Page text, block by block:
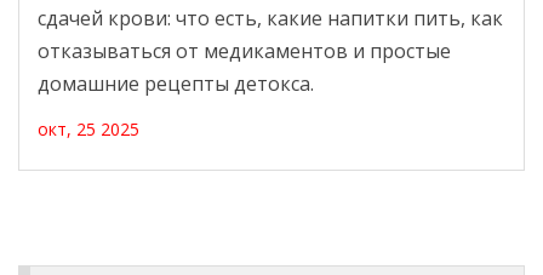
сдачей крови: что есть, какие напитки пить, как
отказываться от медикаментов и простые
домашние рецепты детокса.
окт, 25 2025